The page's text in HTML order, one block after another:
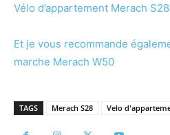
Vélo d’appartement Merach
Et je vous recommande
marche Merach W50
TAGS Merach S28 Velo